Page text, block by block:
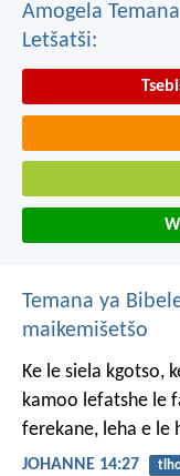
Amogela
Letšatši:
Temana ya
maikemišetšo
Ke le siela kgotso,
kamoo lefatshe le
ferekane, leha e le
JOHANNE 14:27